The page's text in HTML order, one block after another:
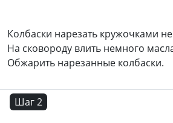
Колбаски нарезать кружочками
На сковороду влить немного
Обжарить нарезанные колбаски.
Шаг 2